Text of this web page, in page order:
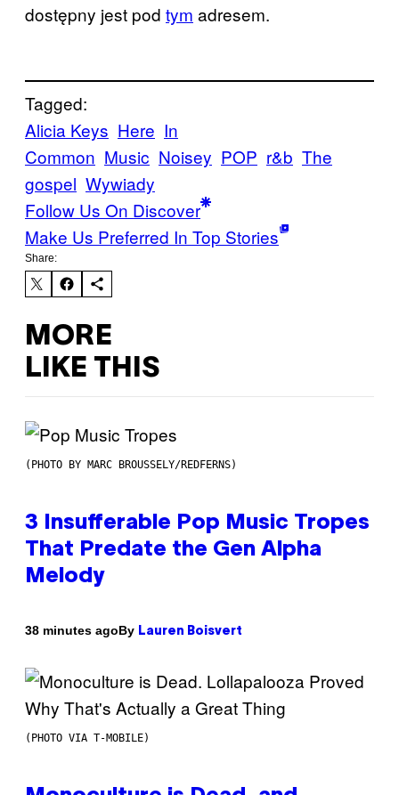
dostępny jest pod tym adresem.
Tagged:
Alicia Keys Here In
Common Music Noisey POP r&b The
gospel Wywiady
Follow Us On Discover
Make Us Preferred In Top Stories
Share:
MORE
LIKE THIS
(PHOTO BY MARC BROUSSELY/REDFERNS)
3 Insufferable Pop Music Tropes
That Predate the Gen Alpha
Melody
38 minutes agoBy Lauren Boisvert
(PHOTO VIA T-MOBILE)